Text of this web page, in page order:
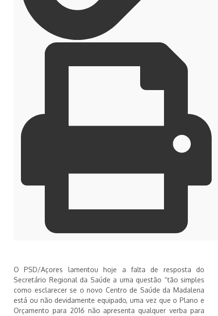
O PSD/Açores lamentou hoje a falta de resposta do
Secretário Regional da Saúde a uma questão “tão simples
como esclarecer se o novo Centro de Saúde da Madalena
está ou não devidamente equipado, uma vez que o Plano e
Orçamento para 2016 não apresenta qualquer verba para